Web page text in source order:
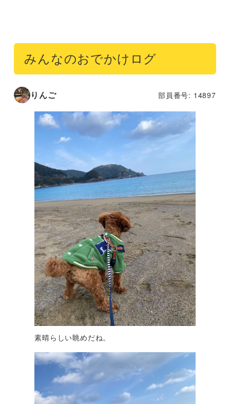
みんなのおでかけログ
りんご 部員番号: 14897
素晴らしい眺めだね。